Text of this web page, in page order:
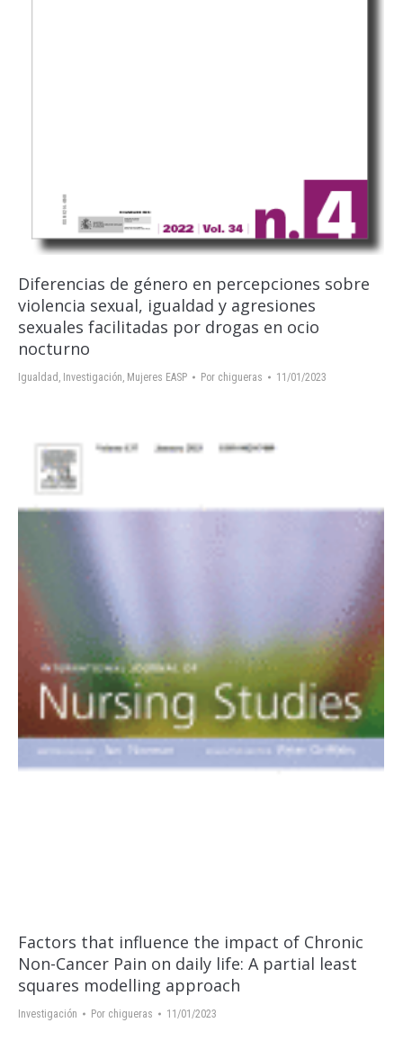
Diferencias de género en percepciones sobre
violencia sexual, igualdad y agresiones
sexuales facilitadas por drogas en ocio
nocturno
Igualdad , Investigación, Mujeres EASP Por chigueras 11/01/2023
Factors that influence the impact of Chronic
Non-Cancer Pain on daily life: A partial least
squares modelling approach
Investigación Por chigueras 11/01/2023